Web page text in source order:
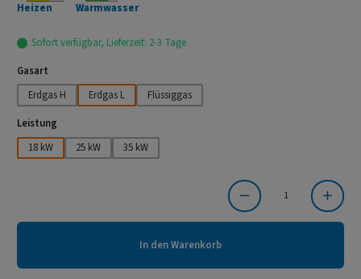
Heizen Warmwasser
Sofort verfügbar, Lieferzeit: 2-3 Tage
Gasart
Erdgas H
Erdgas L
Flüssiggas
Leistung
18 kW
25 kW 35 kW
Produkt Anzahl: Gib den gewünschten Wert ein oder benutze die Schaltflächen um die
In den Warenkorb